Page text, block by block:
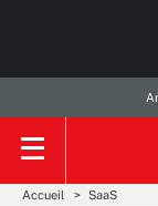
Accueil SaaS